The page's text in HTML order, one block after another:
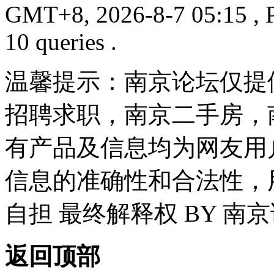
GMT+8, 2026-8-7 05:15 ,
10 queries .
温馨提示：南京论坛仅
招聘求职，南京二手房
有产品及信息均为网友
信息的准确性和合法性
自担 最终解释权 BY 南
返回顶部